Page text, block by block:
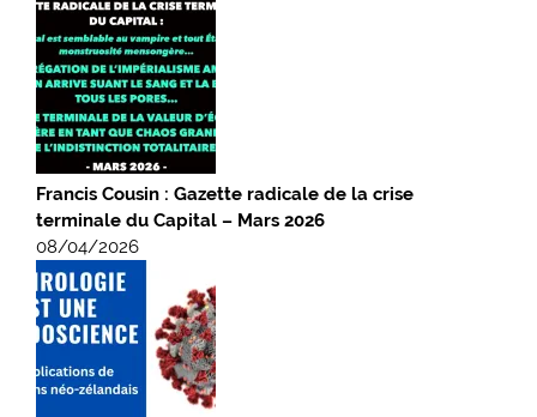
Francis Cousin : Gazette radicale de la crise
terminale du Capital – Mars 2026
08/04/2026